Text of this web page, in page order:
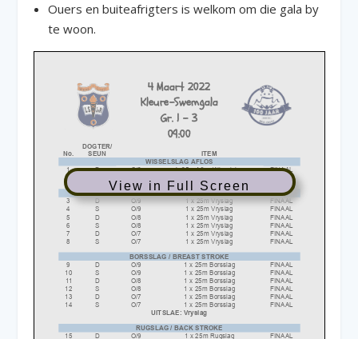
Ouers en buiteafrigters is welkom om die gala by
te woon.
View in Full Screen